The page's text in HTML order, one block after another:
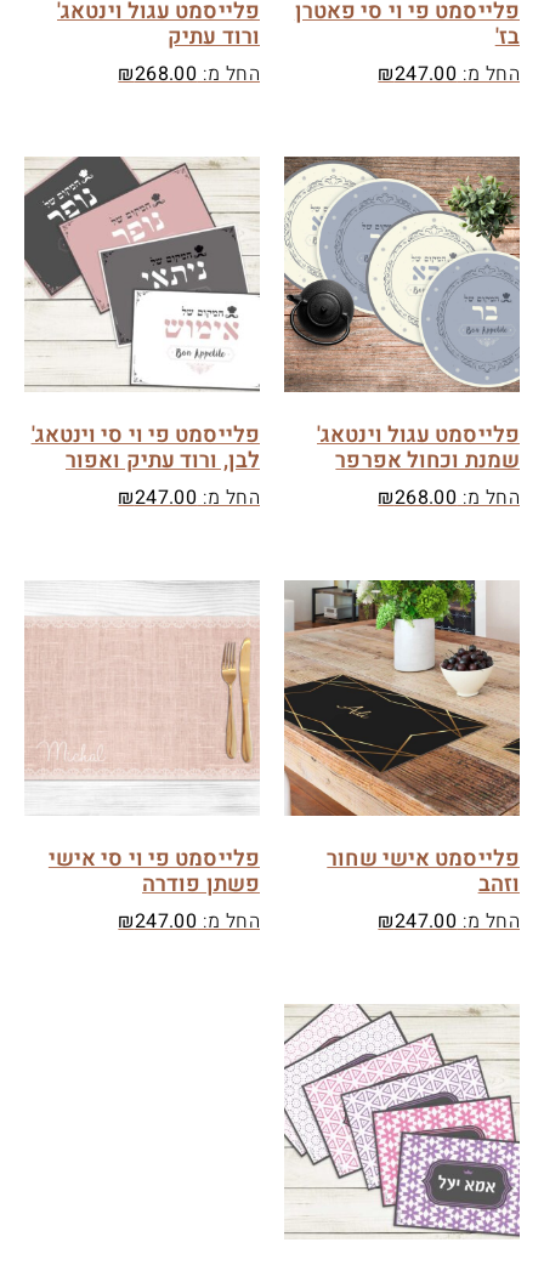
פלייסמט פי וי סי פאטרן
בז'
החל מ: ₪247.00
פלייסמט עגול וינטאג'
ורוד עתיק
החל מ: ₪268.00
פלייסמט עגול וינטאג'
שמנת וכחול אפרפר
החל מ: ₪268.00
פלייסמט פי וי סי וינטאג'
לבן, ורוד עתיק ואפור
החל מ: ₪247.00
פלייסמט אישי שחור
וזהב
החל מ: ₪247.00
פלייסמט פי וי סי אישי
פשתן פודרה
החל מ: ₪247.00